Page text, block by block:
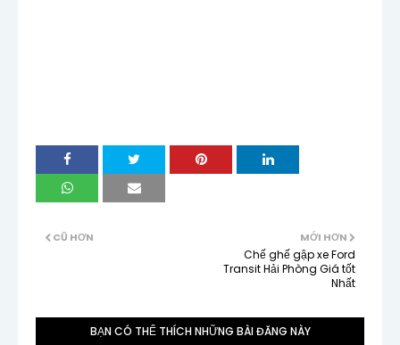
MỚI HƠN
Chế ghế gập xe Ford
Transit Hải Phòng Giá tốt
Nhất
CŨ HƠN
BẠN CÓ THỂ THÍCH NHỮNG BÀI ĐĂNG NÀY